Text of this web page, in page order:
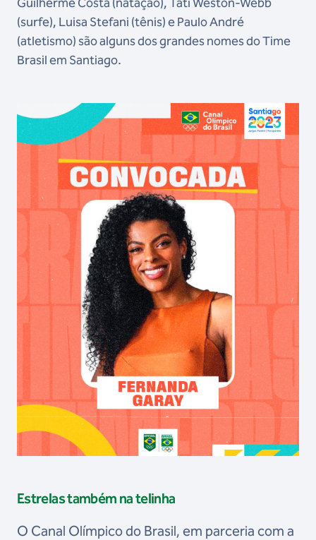
(surfe), Luisa Stefani (tênis) e Paulo André
(atletismo) são alguns dos grandes nomes do Time
Brasil em Santiago.
Estrelas também na telinha
O Canal Olímpico do Brasil, em parceria com a